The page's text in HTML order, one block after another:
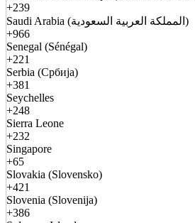
+239
Saudi Arabia (المملكة العربية السعودية)
+966
Senegal (Sénégal)
+221
Serbia (Србија)
+381
Seychelles
+248
Sierra Leone
+232
Singapore
+65
Slovakia (Slovensko)
+421
Slovenia (Slovenija)
+386